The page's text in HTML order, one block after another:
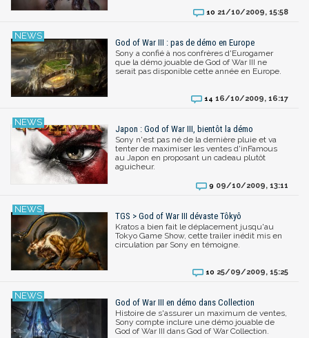
10 21/10/2009, 15:58
God of War III : pas de démo en Europe
Sony a confié à nos confrères d'Eurogamer
que la démo jouable de God of War III ne
serait pas disponible cette année en Europe.
14 16/10/2009, 16:17
Japon : God of War III, bientôt la démo
Sony n'est pas né de la dernière pluie et va
tenter de maximiser les ventes d'inFamous
au Japon en proposant un cadeau plutôt
aguicheur.
9 09/10/2009, 13:11
TGS > God of War III dévaste Tôkyô
Kratos a bien fait le déplacement jusqu'au
Tokyo Game Show, cette trailer inédit mis en
circulation par Sony en témoigne.
10 25/09/2009, 15:25
God of War III en démo dans Collection
Histoire de s'assurer un maximum de ventes,
Sony compte inclure une démo jouable de
God of War III dans God of War Collection.